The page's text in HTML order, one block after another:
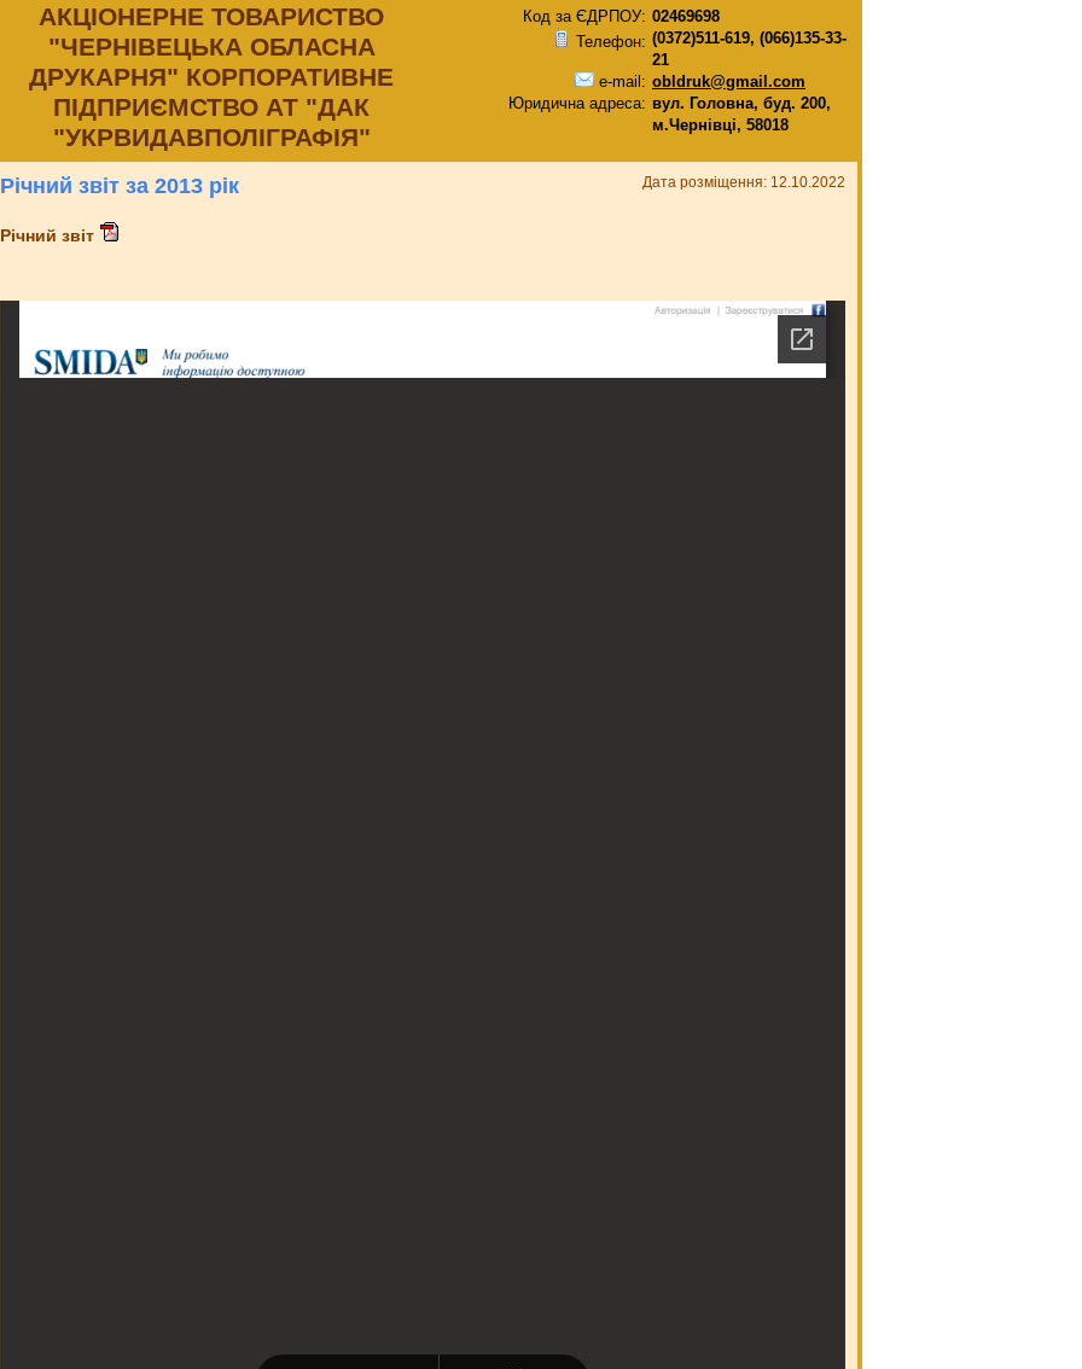
АКЦIОНЕРНЕ ТОВАРИСТВО
"ЧЕРНIВЕЦЬКА ОБЛАСНА
ДРУКАРНЯ" КОРПОРАТИВНЕ
ПIДПРИЄМСТВО АТ "ДАК
"УКРВИДАВПОЛIГРАФIЯ"
Код за ЄДРПОУ: 02469698
Телефон: (0372)511-619, (066)135-33-
21
e-mail: obldruk@gmail.com
Юридична адреса: вул. Головна, буд. 200,
м.Чернівці, 58018
Дата розміщення: 12.10.2022
Річний звіт за 2013 рік
Річний звіт